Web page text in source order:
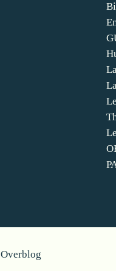
Overblog